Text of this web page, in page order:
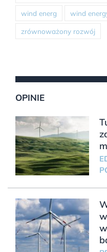
wind energ wind
zrównoważony rozwój
OPINIE